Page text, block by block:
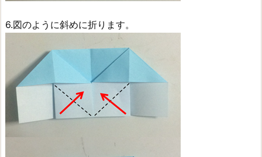
6.図のように斜めに折ります。